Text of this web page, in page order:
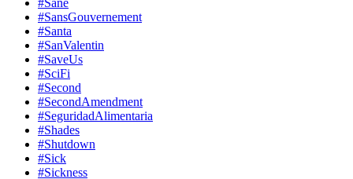
#Sane
#SansGouvernement
#Santa
#SanValentin
#SaveUs
#SciFi
#Second
#SecondAmendment
#SeguridadAlimentaria
#Shades
#Shutdown
#Sick
#Sickness